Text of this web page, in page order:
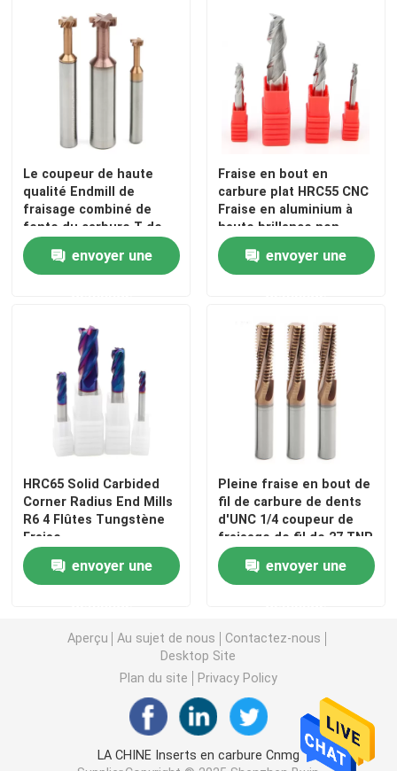
Vidéos
Le coupeur de haute
qualité Endmill de
fraisage combiné de
fente du carbure T de
commande numérique
par ordinateur pour la
haute durcissent le
envoyer une
Fraise en bout en
carbure plat HRC55 CNC
Fraise en aluminium à
haute brillance non
revêtue
envoyer une
HRC65 Solid Carbided
Corner Radius End Mills
R6 4 Flûtes Tungstène
Fraise
envoyer une
Pleine fraise en bout de
fil de carbure de dents
d'UNC 1/4 coupeur de
fraisage de fil de 27 TNP
Sprial
envoyer une
Aperçu Au sujet de nous
Contactez-nous
Desktop Site
Plan du site
Privacy Policy
LA CHINE Inserts en carbure Cnmg